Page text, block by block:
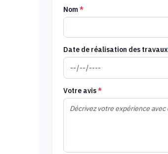
Nom*
Date de réalisation des travaux
Votre avis*